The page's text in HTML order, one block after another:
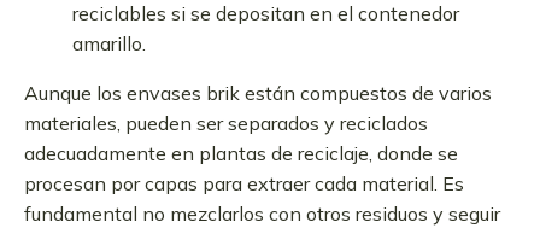
reciclables si se depositan en el contenedor
amarillo.
Aunque los envases brik están compuestos de varios
materiales, pueden ser separados y reciclados
adecuadamente en plantas de reciclaje, donde se
procesan por capas para extraer cada material. Es
fundamental no mezclarlos con otros residuos y seguir